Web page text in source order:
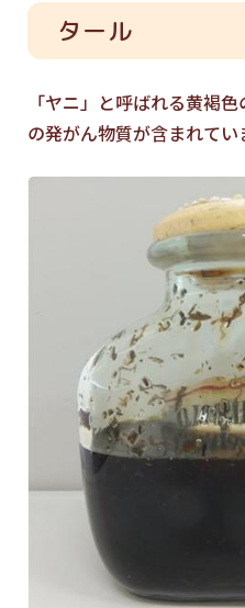
タール
「ヤニ」と呼ばれる黄褐
の発がん物質が含まれてい